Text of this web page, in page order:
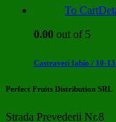
To Cart
0.00 out of 5
Castraveti fabio / 10-
Perfect Fruits Distribution SRL
Strada Prevederii Nr.8